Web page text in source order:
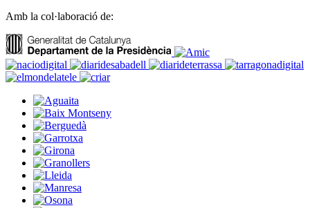
Amb la col·laboració de: